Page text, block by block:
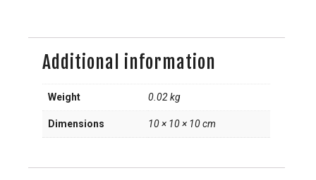
Additional information
Weight 0.02 kg
Dimensions 10 × 10 × 10 cm